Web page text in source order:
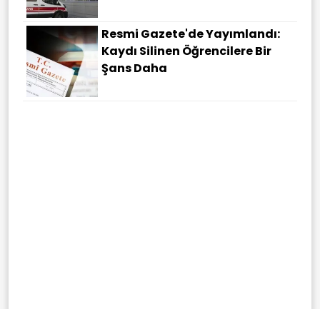
Resmi Gazete'de Yayımlandı:
Kaydı Silinen Öğrencilere Bir
Şans Daha